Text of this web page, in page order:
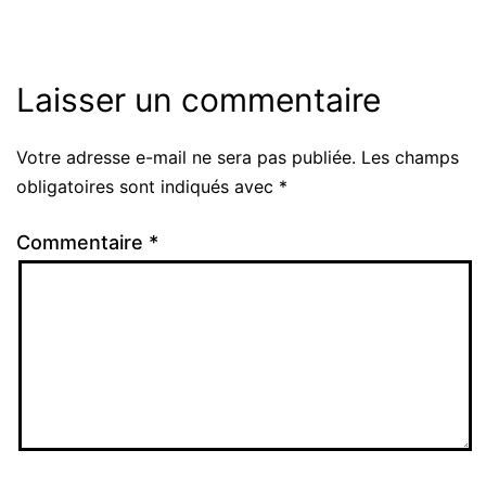
Laisser un commentaire
Votre adresse e-mail ne sera pas publiée. Les champs
obligatoires sont indiqués avec *
Commentaire *
Alternative: